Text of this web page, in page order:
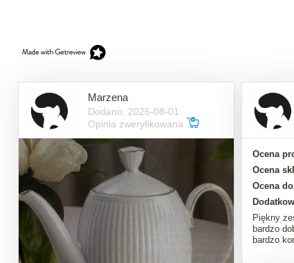
Marzena
Dodano: 2026-08-01
Opinia zweryfikowana
Ocena
Ocena
Ocena
Piękny
bardzo
bardzo